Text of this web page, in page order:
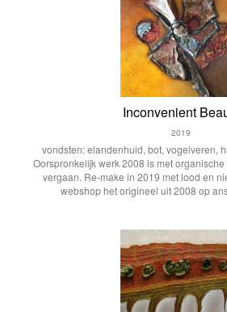
Inconvenient
2019
vondsten: elandenhuid, bot, vogelveren,
Oorspronkelijk werk 2008 is met
vergaan. Re-make in 2019 met lood en
webshop het origineel uit 2008 op